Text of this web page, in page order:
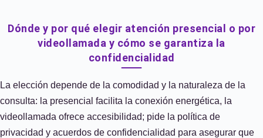
Dónde y por qué elegir atención presencial o por
videollamada y cómo se garantiza la
confidencialidad
La elección depende de la comodidad y la naturaleza de la
consulta: la presencial facilita la conexión energética, la
videollamada ofrece accesibilidad; pide la política de
privacidad y acuerdos de confidencialidad para asegurar que